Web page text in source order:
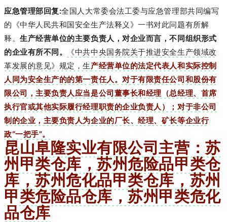
应急管理部回复:全国人大常委会法工委与应急管理部共同编写
的《中华人民共和国安全生产法释义》一书对此问题有所解
释。生产经营单位的主要负责人，对企业而言，不同组织形式
的企业有所不同。
《中共中央国务院关于推进安全生产领域改
革发展的意见》规定，生产经营单位的法定代表人和实际控制
人同为安全生产的的第一责任人。对于有限责任公司和股份有
限公司，主要负责人应当是公司董事长和经理（总经理、首席
执行官或其他实际履行经理职责的企业负责人）；对于非公司
制的企业，主要负责人为企业的厂长、经理、矿长等企业行
政“一把手”。
昆山阜隆实业有限公司主营：苏
州甲类仓库，苏州危险品甲类仓
库，苏州危化品甲类仓库，苏州
甲类危险品仓库，苏州甲类危化
品仓库